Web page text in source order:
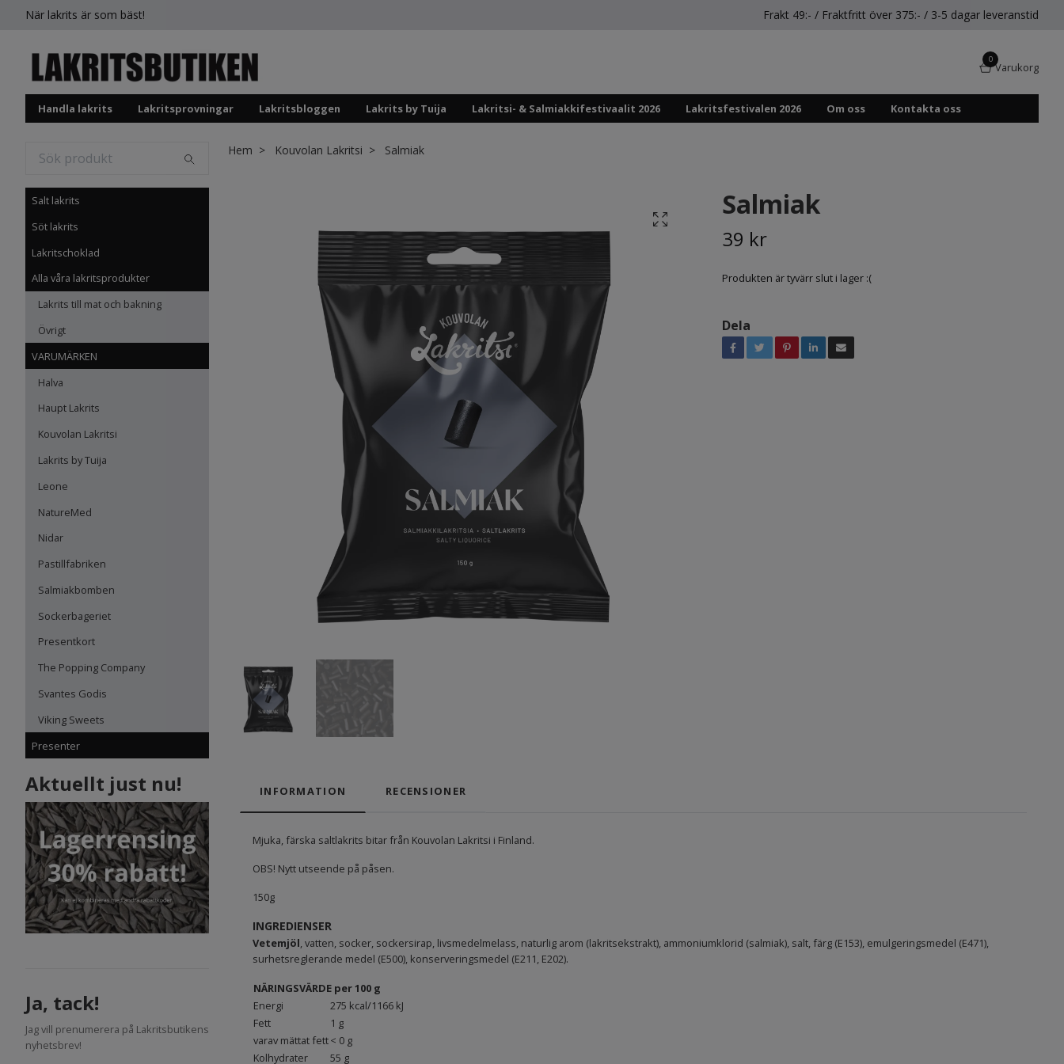
När lakrits är som bäst! Frakt 49:- / Fraktfritt över 375:- / 3-5 dagar leveranstid
0
Varukorg
Handla lakrits Lakritsprovningar Lakritsbloggen Lakrits by Tuija Lakritsi- & Salmiakkifestivaalit 2026 Lakritsfestivalen 2026 Om oss Kontakta oss
Salt lakrits
Söt lakrits
Lakritschoklad
Alla våra lakritsprodukter
Lakrits till mat och bakning
Övrigt
VARUMÄRKEN
Halva
Haupt Lakrits
Kouvolan Lakritsi
Lakrits by Tuija
Leone
NatureMed
Nidar
Pastillfabriken
Salmiakbomben
Sockerbageriet
Presentkort
The Popping Company
Svantes Godis
Viking Sweets
Presenter
Aktuellt just nu!
Ja, tack!
Jag vill prenumerera på Lakritsbutikens
nyhetsbrev!
Hem Kouvolan Lakritsi Salmiak
Salmiak
39 kr
Produkten är tyvärr slut i lager :(
Dela
INFORMATION RECENSIONER
Mjuka, färska saltlakrits bitar från Kouvolan Lakritsi i Finland.
OBS! Nytt utseende på påsen.
150g
INGREDIENSER
Vetemjöl, vatten, socker, sockersirap, livsmedelmelass, naturlig arom (lakritsekstrakt), ammoniumklorid (salmiak), salt, färg (E153), emulgeringsmedel (E471),
surhetsreglerande medel (E500), konserveringsmedel (E211, E202).
NÄRINGSVÄRDE per 100 g
Energi
275 kcal/1166 kJ
Fett
1 g
varav mättat fett< 0 g
Kolhydrater
55 g